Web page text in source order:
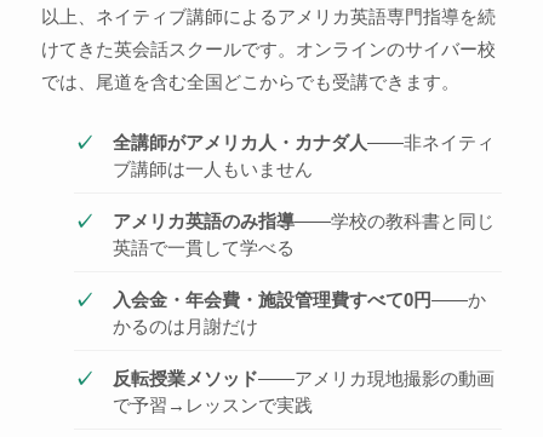
以上、ネイティブ講師によるアメリカ英語専門指導を続
けてきた英会話スクールです。オンラインのサイバー校
では、尾道を含む全国どこからでも受講できます。
全講師がアメリカ人・カナダ人——非ネイティ
ブ講師は一人もいません
アメリカ英語のみ指導——学校の教科書と同じ
英語で一貫して学べる
入会金・年会費・施設管理費すべて0円——か
かるのは月謝だけ
反転授業メソッド——アメリカ現地撮影の動画
で予習→レッスンで実践